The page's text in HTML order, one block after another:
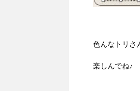
色んなトリさ
楽しんでね♪